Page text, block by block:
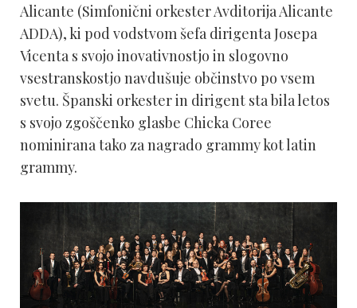
Alicante (Simfonični orkester Avditorija Alicante
ADDA), ki pod vodstvom šefa dirigenta Josepa
Vicenta s svojo inovativnostjo in slogovno
vsestranskostjo navdušuje občinstvo po vsem
svetu. Španski orkester in dirigent sta bila letos
s svojo zgoščenko glasbe Chicka Coree
nominirana tako za nagrado grammy kot latin
grammy.